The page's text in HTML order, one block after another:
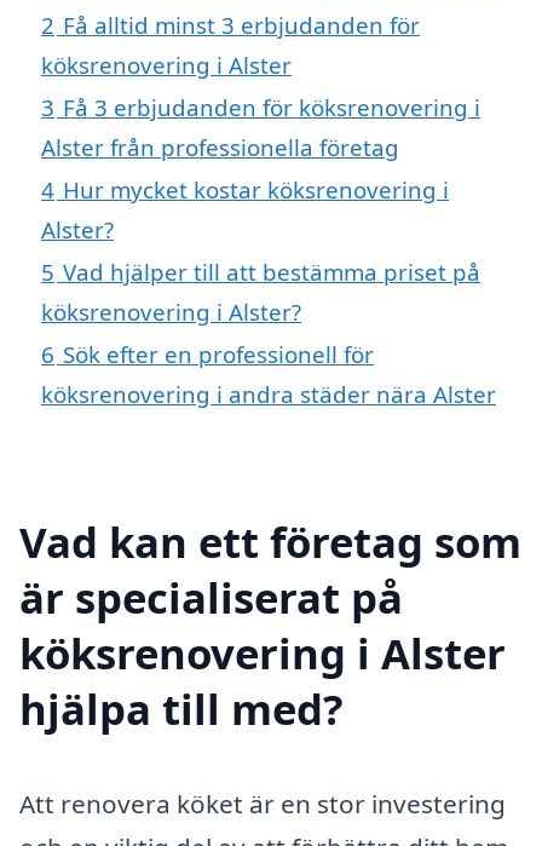
2 Få alltid minst 3 erbjudanden för
köksrenovering i Alster
3 Få 3 erbjudanden för köksrenovering i
Alster från professionella företag
4 Hur mycket kostar köksrenovering i
Alster?
5 Vad hjälper till att bestämma priset på
köksrenovering i Alster?
6 Sök efter en professionell för
köksrenovering i andra städer nära Alster
Vad kan ett företag som
är specialiserat på
köksrenovering i Alster
hjälpa till med?
Att renovera köket är en stor investering